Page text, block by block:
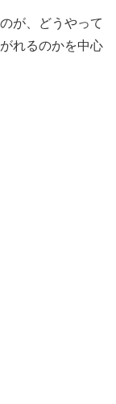
が、どうやって
れるのかを中心